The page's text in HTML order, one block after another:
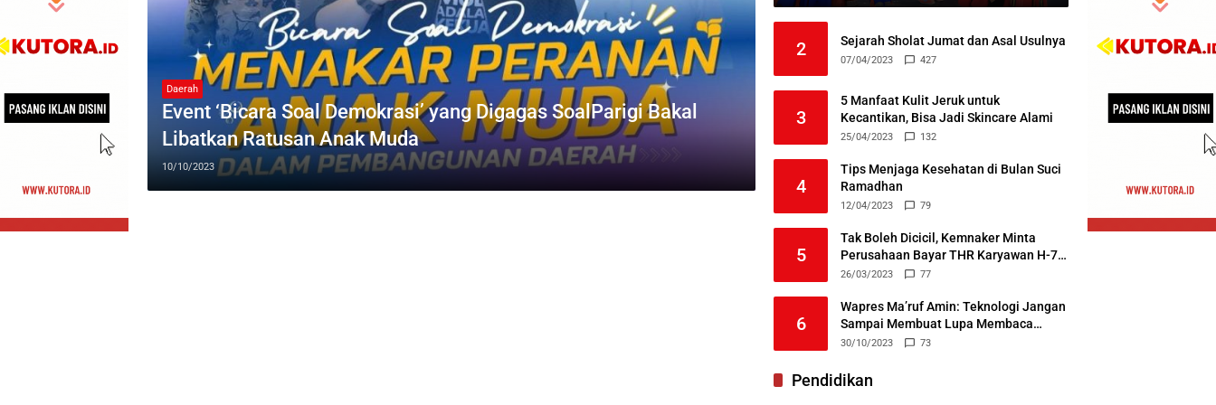
Daerah
Event ‘Bicara Soal Demokrasi’ yang Digagas SoalParigi Bakal
Libatkan Ratusan Anak Muda
10/10/2023
2 Sejarah Sholat Jumat dan Asal Usulnya
07/04/2023 427
3
5 Manfaat Kulit Jeruk untuk
Kecantikan, Bisa Jadi Skincare Alami
25/04/2023 132
4
Tips Menjaga Kesehatan di Bulan Suci
Ramadhan
12/04/2023 79
5
Tak Boleh Dicicil, Kemnaker Minta
Perusahaan Bayar THR Karyawan H-7
Lebaran
26/03/2023 77
6
Wapres Ma’ruf Amin: Teknologi Jangan
Sampai Membuat Lupa Membaca
Alquran
30/10/2023 73
Pendidikan